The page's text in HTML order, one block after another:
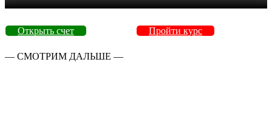
Открыть счет Пройти курс
— СМОТРИМ ДАЛЬШЕ —